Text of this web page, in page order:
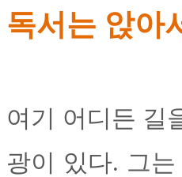
독서는 앉아
여기 어디든 길
광이 있다. 그